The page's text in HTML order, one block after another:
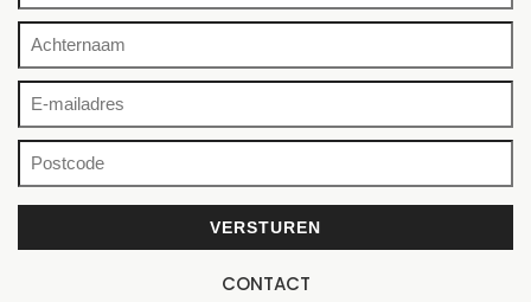
CONTACT